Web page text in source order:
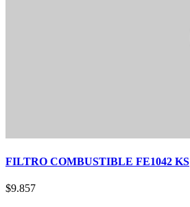
FILTRO COMBUSTIBLE FE1042 KS
$9.857